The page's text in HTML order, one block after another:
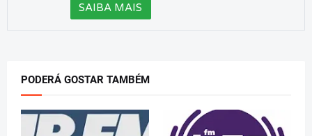
SAIBA MAIS
PODERÁ GOSTAR TAMBÉM